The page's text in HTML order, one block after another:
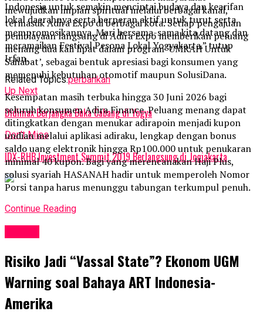
Indonesia untuk semakin mencintai budaya dan kearifan
lokal daerahnya serta berperan aktif untuk turut serta
mempromosikannya. Mari bersama-sama kita datang dan
meramaikan Festival Pesona Lokal Yogyakarta.” tutup
Irfan.
Related Topics:perbankan
Up Next
Didimax Berjangka Buka Cabang di Yogya
Don't Miss
IDX-RHB Investment Summit 2019 Berlangsung di Jogjakarta
mewujudkan impian spiritual melalui berbagai kanal,
termasuk Adira Expo di berbagai kota. Setiap pengajuan
pembiayaan langsung di Adira Expo memberikan peluang
menang dua kali lipat dalam program ‘UMRAH Untuk
Sahabat’, sebagai bentuk apresiasi bagi konsumen yang
memenuhi kebutuhan otomotif maupun SolusiDana.
Kesempatan masih terbuka hingga 30 Juni 2026 bagi
seluruh konsumen Adira Finance. Peluang menang dapat
ditingkatkan dengan menukar adirapoin menjadi kupon
undian melalui aplikasi adiraku, lengkap dengan bonus
saldo uang elektronik hingga Rp100.000 untuk penukaran
minimal 40 kupon. Bagi yang merencanakan Haji Plus,
solusi syariah HASANAH hadir untuk memperoleh Nomor
Porsi tanpa harus menunggu tabungan terkumpul penuh.
Continue Reading
Risiko Jadi “Vassal State”? Ekonom UGM
Warning soal Bahaya ART Indonesia-
Amerika